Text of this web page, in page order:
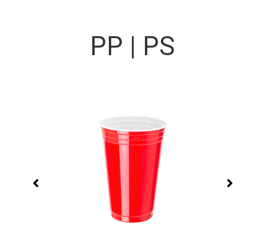
PP | PS